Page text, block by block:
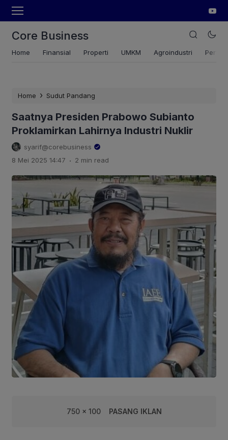
Core Business
Home Finansial Properti UMKM Agroindustri
Home › Sudut Pandang
Saatnya Presiden Prabowo Subianto
Proklamirkan Lahirnya Industri Nuklir
syarif@corebusiness
8 Mei 2025 14:47 . 2 min read
750 x 100 PASANG IKLAN